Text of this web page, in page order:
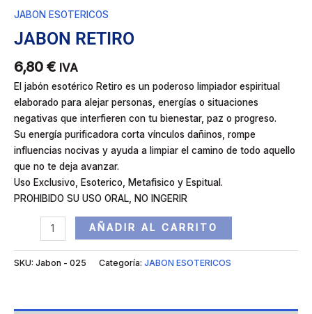
JABON ESOTERICOS
JABON RETIRO
6,80 € IVA
El jabón esotérico Retiro es un poderoso limpiador espiritual
elaborado para alejar personas, energías o situaciones
negativas que interfieren con tu bienestar, paz o progreso.
Su energía purificadora corta vínculos dañinos, rompe
influencias nocivas y ayuda a limpiar el camino de todo aquello
que no te deja avanzar.
Uso Exclusivo, Esoterico, Metafisico y Espitual.
PROHIBIDO SU USO ORAL, NO INGERIR
AÑADIR AL CARRITO
SKU: Jabon - 025 Categoría: JABON ESOTERICOS